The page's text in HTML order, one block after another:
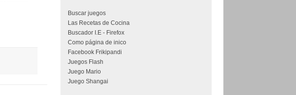
Buscar juegos
Las Recetas de Cocina
Buscador I.E - Firefox
Como página de inico
Facebook Frikipandi
Juegos Flash
Juego Mario
Juego Shangai